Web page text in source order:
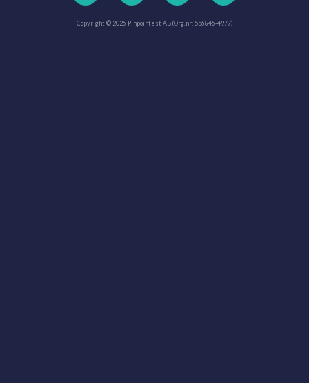
Copyright © 2026 Pinpointest AB (Org.nr: 556846-4977)